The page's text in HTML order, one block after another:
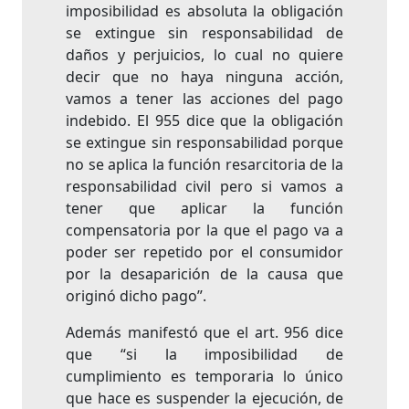
imposibilidad es absoluta la obligación
se extingue sin responsabilidad de
daños y perjuicios, lo cual no quiere
decir que no haya ninguna acción,
vamos a tener las acciones del pago
indebido. El 955 dice que la obligación
se extingue sin responsabilidad porque
no se aplica la función resarcitoria de la
responsabilidad civil pero si vamos a
tener que aplicar la función
compensatoria por la que el pago va a
poder ser repetido por el consumidor
por la desaparición de la causa que
originó dicho pago”.
Además manifestó que el art. 956 dice
que “si la imposibilidad de
cumplimiento es temporaria lo único
que hace es suspender la ejecución, de